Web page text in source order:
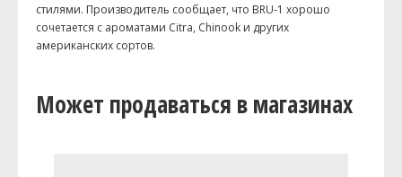
стилями. Производитель сообщает, что BRU-1 хорошо
сочетается с ароматами Citra, Chinook и других
американских сортов.
Может продаваться в магазинах